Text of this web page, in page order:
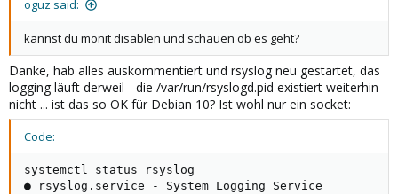
oguz said:
kannst du monit disablen und schauen ob es geht?
Danke, hab alles auskommentiert und rsyslog neu gestartet, das
logging läuft derweil - die /var/run/rsyslogd.pid existiert weiterhin
nicht ... ist das so OK für Debian 10? Ist wohl nur ein socket:
Code:
systemctl status rsyslog
● rsyslog.service - System Logging Service